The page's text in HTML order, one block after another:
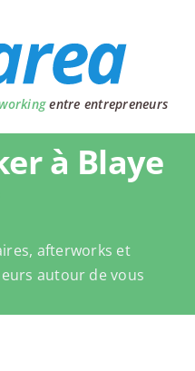
entre entrepreneurs
à Blaye
afterworks et
autour de vous